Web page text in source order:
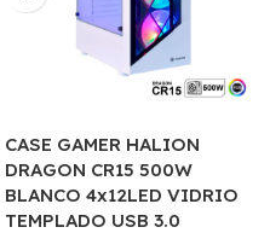
CASE GAMER HALION
DRAGON CR15 500W
BLANCO 4x12LED VIDRIO
TEMPLADO USB 3.0